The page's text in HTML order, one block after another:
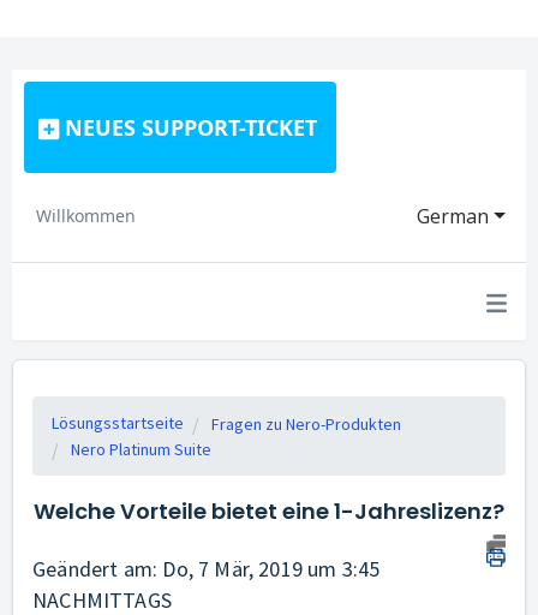
NEUES SUPPORT-TICKET
German
Willkommen
Lösungsstartseite
Fragen zu Nero-Produkten
Nero Platinum Suite
Welche Vorteile bietet eine 1-Jahreslizenz?
Geändert am: Do, 7 Mär, 2019 um 3:45
NACHMITTAGS